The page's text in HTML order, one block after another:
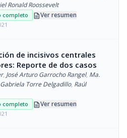
Ronald Roossevelt
completo descriptionVer resumen
de incisivos centrales
Reporte de dos casos
, José Arturo Garrocho Rangel, Ma.
Gabriela Torre Delgadillo, Raúl
completo descriptionVer resumen